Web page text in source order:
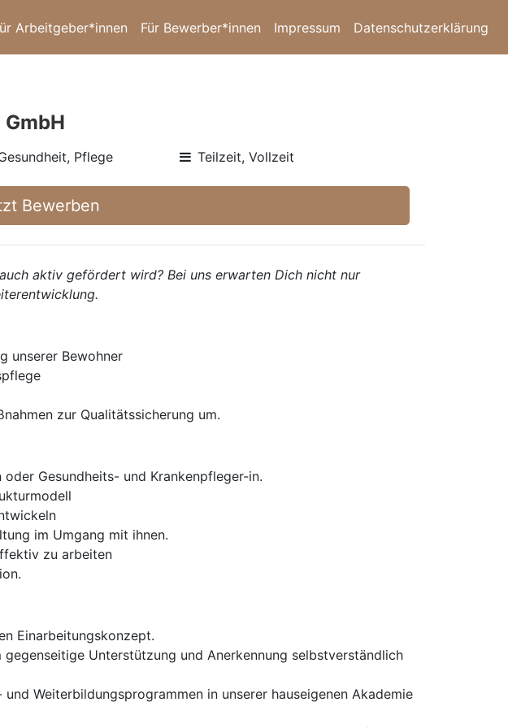
Arbeitgeber*innen Für Bewerber*innen Impressum Datenschutzerklärung
Pflege Teilzeit, Vollzeit
Bewerben
aktiv gefördert wird? Bei uns erwarten Dich nicht nur
unserer Bewohner
zur Qualitätssicherung um.
Gesundheits- und Krankenpfleger-in.
im Umgang mit ihnen.
zu arbeiten
Einarbeitungskonzept.
Unterstützung und Anerkennung selbstverständlich
Weiterbildungsprogrammen in unserer hauseigenen Akademie